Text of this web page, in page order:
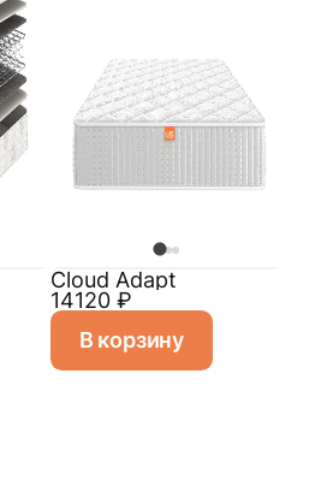
Cloud Adapt
14120 ₽
В корзину